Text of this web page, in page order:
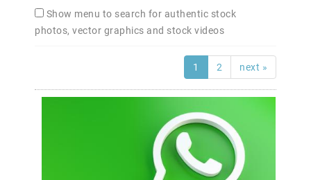
Show menu to search for authentic stock
photos, vector graphics and stock videos
1 2 next »